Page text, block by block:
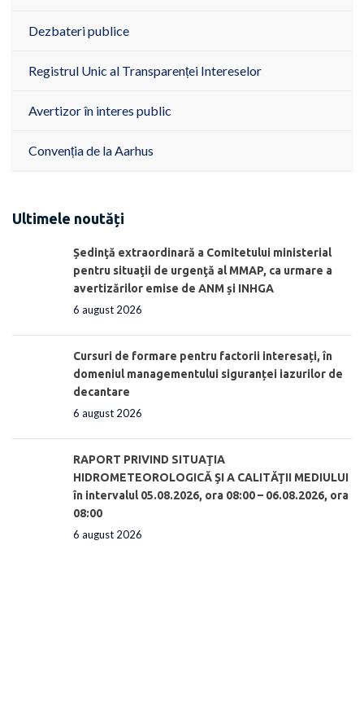
Dezbateri publice
Registrul Unic al Transparenței Intereselor
Avertizor în interes public
Convenția de la Aarhus
Ultimele noutăți
Ședinţă extraordinară a Comitetului ministerial
pentru situaţii de urgenţă al MMAP, ca urmare a
avertizărilor emise de ANM și INHGA
6 august 2026
Cursuri de formare pentru factorii interesați, în
domeniul managementului siguranței iazurilor de
decantare
6 august 2026
RAPORT PRIVIND SITUAŢIA
HIDROMETEOROLOGICĂ ŞI A CALITĂŢII MEDIULUI
în intervalul 05.08.2026, ora 08:00 – 06.08.2026, ora
08:00
6 august 2026